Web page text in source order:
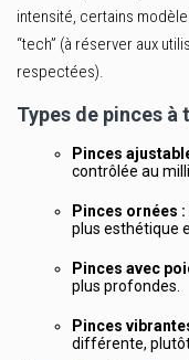
intensité, certains
“tech” (à réserver aux
respectées).
Types de pinces à
Pinces
contrôlée au
Pinces ornées :
plus esthétique
Pinces avec
plus profondes.
Pinces
différente,